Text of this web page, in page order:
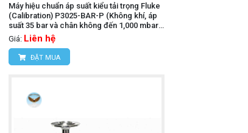
Máy hiệu chuẩn áp suất kiểu tải trọng Fluke
(Calibration) P3025-BAR-P (Không khí, áp
suất 35 bar và chân không đến 1,000 mbar,
PCU đôi)
Giá: Liên hệ
ĐẶT MUA